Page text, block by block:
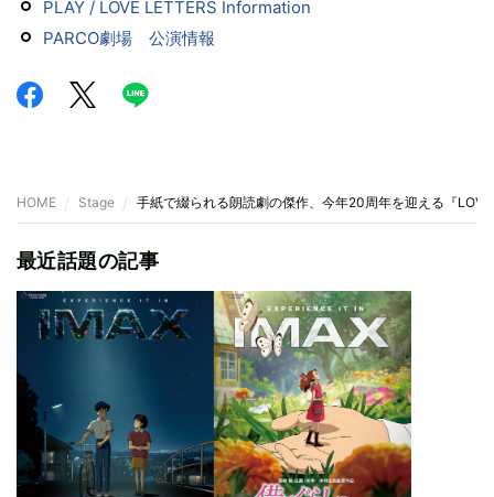
PLAY / LOVE LETTERS Information
PARCO劇場 公演情報
HOME Stage 手紙で綴られる朗読劇の傑作、今年20周年を迎える『
最近話題の記事